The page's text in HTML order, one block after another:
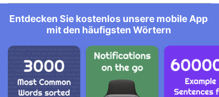
Entdecken Sie kostenlos unsere mobile App
mit den häufigsten Wörtern